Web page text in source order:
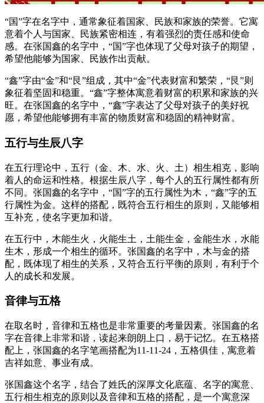
“国”字在名字中，通常象征着国家、民族和家族的荣誉。它寓
意着个人与国家、民族紧密相连，有着强烈的责任感和使命
感。在张国鑫的名字中，“国”字也体现了父母对孩子的期望，
希望他能够为国家、民族作出贡献。
“鑫”字由“金”和“艮”组成，其中“金”代表财富和繁荣，“艮”则
象征着坚固和稳重。“鑫”字整体寓意着财富的积累和家族的兴
旺。在张国鑫的名字中，“鑫”字表达了父母对孩子的美好祝
愿，希望他能够拥有丰富的物质财富和稳固的精神财富。
五行与生辰八字
在五行理论中，五行（金、木、水、火、土）相生相克，影响
着人的命运和性格。根据生辰八字，每个人的五行属性都有所
不同。张国鑫的名字中，“国”字的五行属性为木，“鑫”字的五
行属性为金。这样的搭配，既符合五行相生的原则，又能够相
互补充，使名字更加和谐。
在五行中，木能生火，火能生土，土能生金，金能生水，水能
生木，形成一个相生的循环。张国鑫的名字中，木与金的搭
配，既体现了相生的关系，又符合五行平衡的原则，有利于个
人的成长和发展。
音律与五格
在取名时，音律和五格也是非常重要的考量因素。张国鑫的名
字在音律上非常和谐，读起来朗朗上口，易于记忆。在五格搭
配上，张国鑫的名字笔画搭配为11-11-24，五格俱佳，寓意着
吉祥如意、事业有成。
张国鑫这个名字，结合了姓氏的深厚文化底蕴、名字的寓意、
五行相生相克的原则以及音律和五格的搭配，是一个寓意深